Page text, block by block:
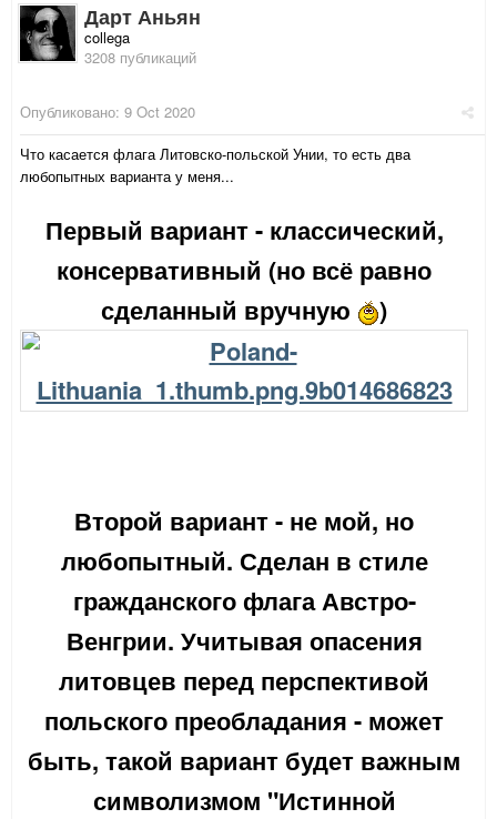
Дарт Аньян
collega
3208 публикаций
Опубликовано: 9 Oct 2020
Что касается флага Литовско-польской Унии, то есть два
любопытных варианта у меня...
Первый вариант - классический,
консервативный (но всё равно
сделанный вручную
)
Второй вариант - не мой, но
любопытный. Сделан в стиле
гражданского флага Австро-
Венгрии. Учитывая опасения
литовцев перед перспективой
польского преобладания - может
быть, такой вариант будет важным
символизмом "Истинной